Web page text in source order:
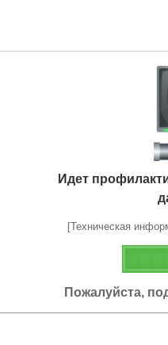
Идет
[Техническая
Пожалуйста,